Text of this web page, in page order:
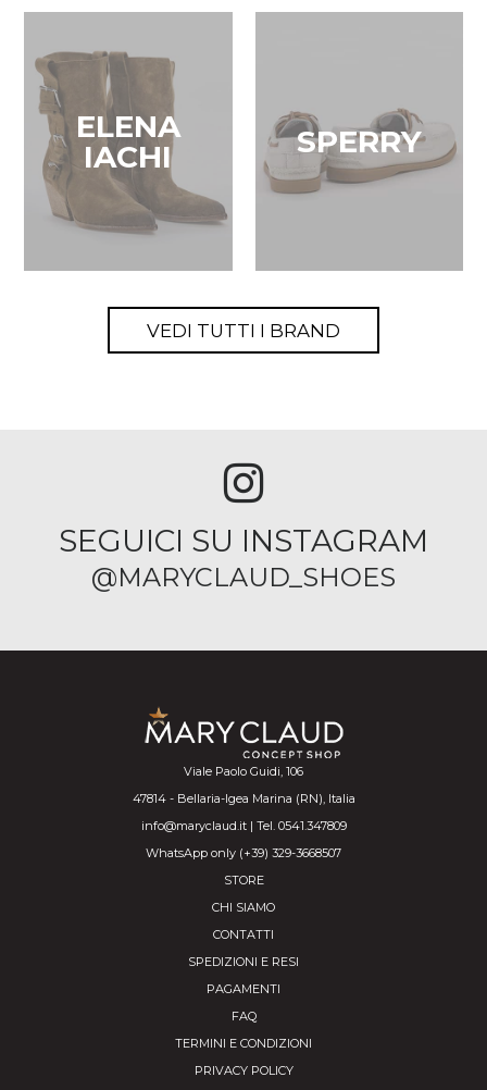
ELENA
IACHI
SPERRY
VEDI TUTTI I BRAND
SEGUICI SU INSTAGRAM
@MARYCLAUD_SHOES
Viale Paolo Guidi, 106
47814 - Bellaria-Igea Marina (RN), Italia
info@maryclaud.it | Tel. 0541.347809
WhatsApp only (+39) 329-3668507
STORE
CHI SIAMO
CONTATTI
SPEDIZIONI E RESI
PAGAMENTI
FAQ
TERMINI E CONDIZIONI
PRIVACY POLICY